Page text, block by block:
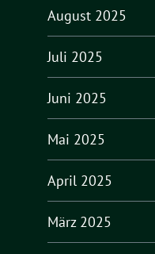
August 2025
Juli 2025
Juni 2025
Mai 2025
April 2025
März 2025